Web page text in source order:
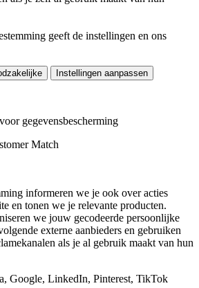
geeft de instellingen en ons
Instellingen aanpassen
gegevensbescherming
Match
informeren we je ook over acties
en tonen we je relevante producten.
we jouw gecodeerde persoonlijke
externe aanbieders en gebruiken
als je al gebruik maakt van hun
Google, LinkedIn, Pinterest, TikTok